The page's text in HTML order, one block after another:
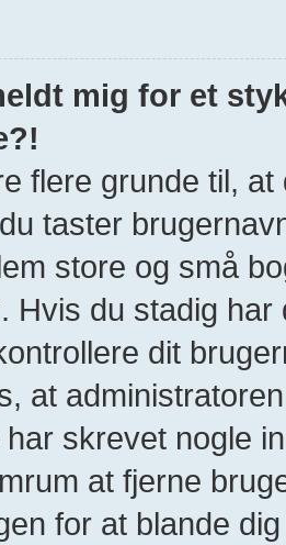
mig for et
flere grunde til,
taster
store og små
Hvis du stadig
dit
at
skrevet nogle
at fjerne
for at blande